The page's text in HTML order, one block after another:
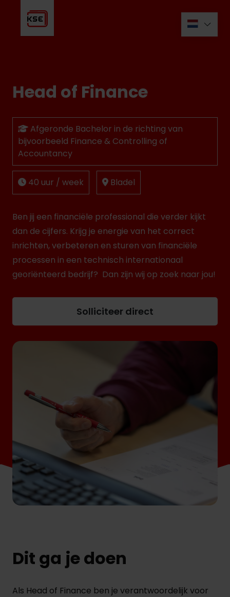
Head of Finance
Afgeronde Bachelor in de richting van
bijvoorbeeld Finance & Controlling of
Accountancy
40 uur / week Bladel
Ben jij een financiële professional die verder kijkt
dan de cijfers. Krijg je energie van het correct
inrichten, verbeteren en sturen van financiële
processen in een technisch internationaal
georiënteerd bedrijf? Dan zijn wij op zoek naar jou!
Solliciteer direct
Dit ga je doen
Als Head of Finance ben je verantwoordelijk voor